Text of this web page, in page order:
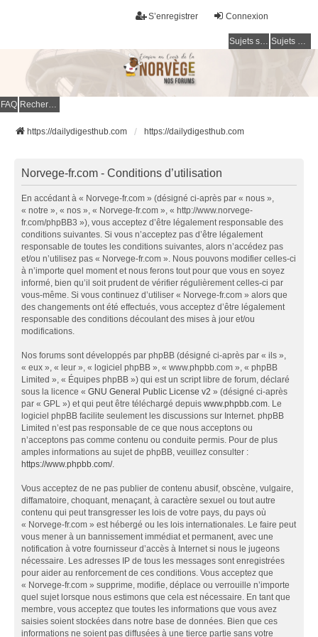
Connexion
S’enregistrer
Sujets sans réponse Sujets actifs
FAQ Rechercher
https://dailydigesthub.com https://dailydigesthub.com
Norvege-fr.com - Conditions d’utilisation
En accédant à « Norvege-fr.com » (désigné ci-après par « nous »,
« notre », « nos », « Norvege-fr.com », « http://www.norvege-
fr.com/phpBB3 »), vous acceptez d’être légalement responsable des
conditions suivantes. Si vous n’acceptez pas d’être légalement
responsable de toutes les conditions suivantes, alors n’accédez pas
et/ou n’utilisez pas « Norvege-fr.com ». Nous pouvons modifier celles-ci
à n’importe quel moment et nous ferons tout pour que vous en soyez
informé, bien qu’il soit prudent de vérifier régulièrement celles-ci par
vous-même. Si vous continuez d’utiliser « Norvege-fr.com » alors que
des changements ont été effectués, vous acceptez d’être légalement
responsable des conditions découlant des mises à jour et/ou
modifications.
Nos forums sont développés par phpBB (désigné ci-après par « ils »,
« eux », « leur », « logiciel phpBB », « www.phpbb.com », « phpBB
Limited », « Équipes phpBB ») qui est un script libre de forum, déclaré
sous la licence « GNU General Public License v2 » (désigné ci-après
par « GPL ») et qui peut être téléchargé depuis www.phpbb.com. Le
logiciel phpBB facilite seulement les discussions sur Internet. phpBB
Limited n’est pas responsable de ce que nous acceptons ou
n’acceptons pas comme contenu ou conduite permis. Pour de plus
amples informations au sujet de phpBB, veuillez consulter :
https://www.phpbb.com/.
Vous acceptez de ne pas publier de contenu abusif, obscène, vulgaire,
diffamatoire, choquant, menaçant, à caractère sexuel ou tout autre
contenu qui peut transgresser les lois de votre pays, du pays où
« Norvege-fr.com » est hébergé ou les lois internationales. Le faire peut
vous mener à un bannissement immédiat et permanent, avec une
notification à votre fournisseur d’accès à Internet si nous le jugeons
nécessaire. Les adresses IP de tous les messages sont enregistrées
pour aider au renforcement de ces conditions. Vous acceptez que
« Norvege-fr.com » supprime, modifie, déplace ou verrouille n’importe
quel sujet lorsque nous estimons que cela est nécessaire. En tant que
membre, vous acceptez que toutes les informations que vous avez
saisies soient stockées dans notre base de données. Bien que ces
informations ne soient pas diffusées à une tierce partie sans votre